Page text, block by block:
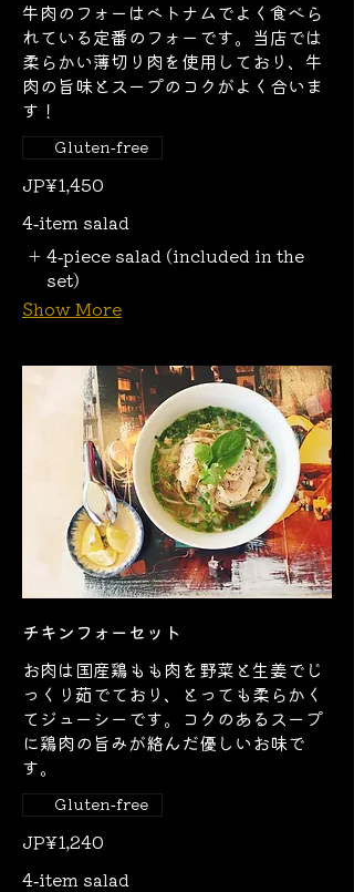
牛肉のフォーはベトナムでよく食べら
れている定番のフォーです。当店では
柔らかい薄切り肉を使用しており、牛
肉の旨味とスープのコクがよく合いま
す！
JP¥1,450
Gluten-free
4-item salad
4-piece salad (included in the
set)
Show More
チキンフォーセット
お肉は国産鶏もも肉を野菜と生姜でじ
っくり茹でており、とっても柔らかく
てジューシーです。コクのあるスープ
に鶏肉の旨みが絡んだ優しいお味で
す。
JP¥1,240
Gluten-free
4-item salad